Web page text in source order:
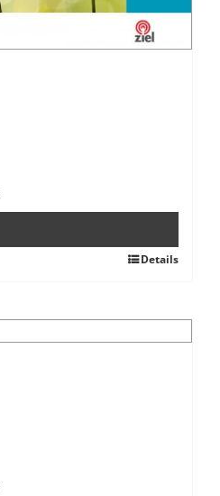
Details